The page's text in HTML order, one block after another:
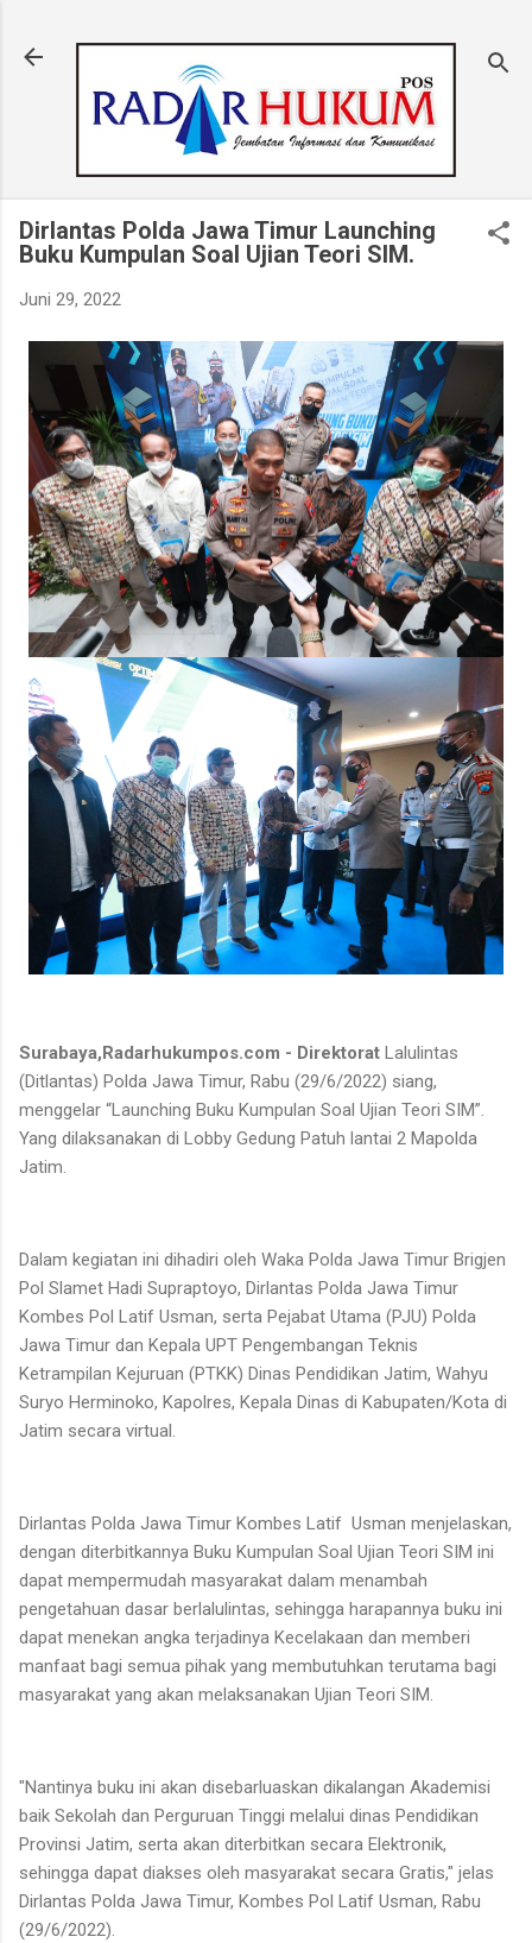
Dirlantas Polda Jawa Timur Launching
Buku Kumpulan Soal Ujian Teori SIM.
Juni 29, 2022
Surabaya,Radarhukumpos.com - Direktorat Lalulintas
(Ditlantas) Polda Jawa Timur, Rabu (29/6/2022) siang,
menggelar “Launching Buku Kumpulan Soal Ujian Teori SIM”.
Yang dilaksanakan di Lobby Gedung Patuh lantai 2 Mapolda
Jatim.
Dalam kegiatan ini dihadiri oleh Waka Polda Jawa Timur Brigjen
Pol Slamet Hadi Supraptoyo, Dirlantas Polda Jawa Timur
Kombes Pol Latif Usman, serta Pejabat Utama (PJU) Polda
Jawa Timur dan Kepala UPT Pengembangan Teknis
Ketrampilan Kejuruan (PTKK) Dinas Pendidikan Jatim, Wahyu
Suryo Herminoko, Kapolres, Kepala Dinas di Kabupaten/Kota di
Jatim secara virtual.
Dirlantas Polda Jawa Timur Kombes Latif Usman menjelaskan,
dengan diterbitkannya Buku Kumpulan Soal Ujian Teori SIM ini
dapat mempermudah masyarakat dalam menambah
pengetahuan dasar berlalulintas, sehingga harapannya buku ini
dapat menekan angka terjadinya Kecelakaan dan memberi
manfaat bagi semua pihak yang membutuhkan terutama bagi
masyarakat yang akan melaksanakan Ujian Teori SIM.
"Nantinya buku ini akan disebarluaskan dikalangan Akademisi
baik Sekolah dan Perguruan Tinggi melalui dinas Pendidikan
Provinsi Jatim, serta akan diterbitkan secara Elektronik,
sehingga dapat diakses oleh masyarakat secara Gratis," jelas
Dirlantas Polda Jawa Timur, Kombes Pol Latif Usman, Rabu
(29/6/2022).